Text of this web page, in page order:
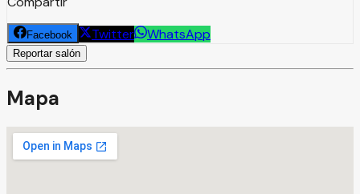
Facebook Twitter WhatsApp
Reportar salón
Mapa